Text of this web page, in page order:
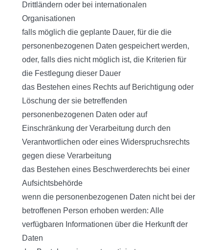
Drittländern oder bei internationalen
Organisationen
falls möglich die geplante Dauer, für die die
personenbezogenen Daten gespeichert werden,
oder, falls dies nicht möglich ist, die Kriterien für
die Festlegung dieser Dauer
das Bestehen eines Rechts auf Berichtigung oder
Löschung der sie betreffenden
personenbezogenen Daten oder auf
Einschränkung der Verarbeitung durch den
Verantwortlichen oder eines Widerspruchsrechts
gegen diese Verarbeitung
das Bestehen eines Beschwerderechts bei einer
Aufsichtsbehörde
wenn die personenbezogenen Daten nicht bei der
betroffenen Person erhoben werden: Alle
verfügbaren Informationen über die Herkunft der
Daten